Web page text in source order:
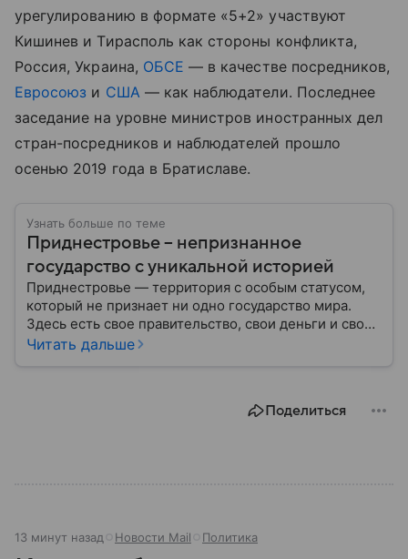
урегулированию в формате «5+2» участвуют
Кишинев и Тирасполь как стороны конфликта,
Россия, Украина, ОБСЕ — в качестве посредников,
Евросоюз и США — как наблюдатели. Последнее
заседание на уровне министров иностранных дел
стран-посредников и наблюдателей прошло
осенью 2019 года в Братиславе.
Узнать больше по теме
Приднестровье – непризнанное
государство с уникальной историей
Приднестровье — территория с особым статусом,
который не признает ни одно государство мира.
Здесь есть свое правительство, свои деньги и свои
законы, но на международной карте такая страна
находится этот уникальный анклав, почему его
Читать дальше
Поделиться
13 минут назад Новости Mail Политика